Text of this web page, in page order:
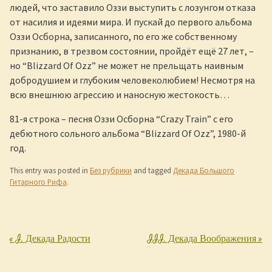
людей, что заставило Оззи выступить с лозунгом отказа
от насилия и идеями мира. И пускай до первого альбома
Оззи Осборна, записанного, по его же собственному
признанию, в трезвом состоянии, пройдёт ещё 27 лет, –
но “Blizzard Of Ozz” не может не прельщать наивным
добродушием и глубоким человеколюбием! Несмотря на
всю внешнюю агрессию и наносную жестокость…
81-я строка – песня Оззи Осборна “Crazy Train” с его
дебютного сольного альбома “Blizzard Of Ozz”, 1980-й
год.
This entry was posted in Без рубрики and tagged Декада Большого
Гитарного Рифа.
Post navigation
«I. Декада Радости III. Декада Воображения»